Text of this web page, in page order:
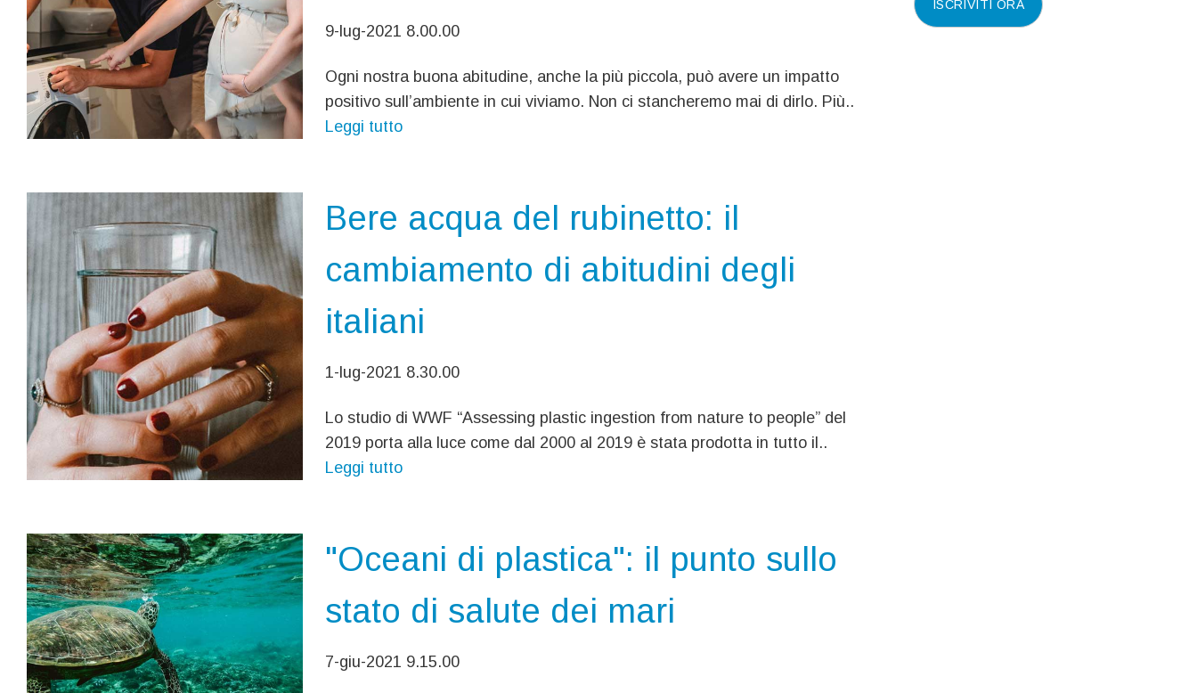
9-lug-2021 8.00.00
Ogni nostra buona abitudine, anche la più piccola, può avere un impatto
positivo sull’ambiente in cui viviamo. Non ci stancheremo mai di dirlo. Più..
Leggi tutto
Bere acqua del rubinetto: il
cambiamento di abitudini degli
italiani
1-lug-2021 8.30.00
Lo studio di WWF “Assessing plastic ingestion from nature to people” del
2019 porta alla luce come dal 2000 al 2019 è stata prodotta in tutto il..
Leggi tutto
"Oceani di plastica": il punto sullo
stato di salute dei mari
7-giu-2021 9.15.00